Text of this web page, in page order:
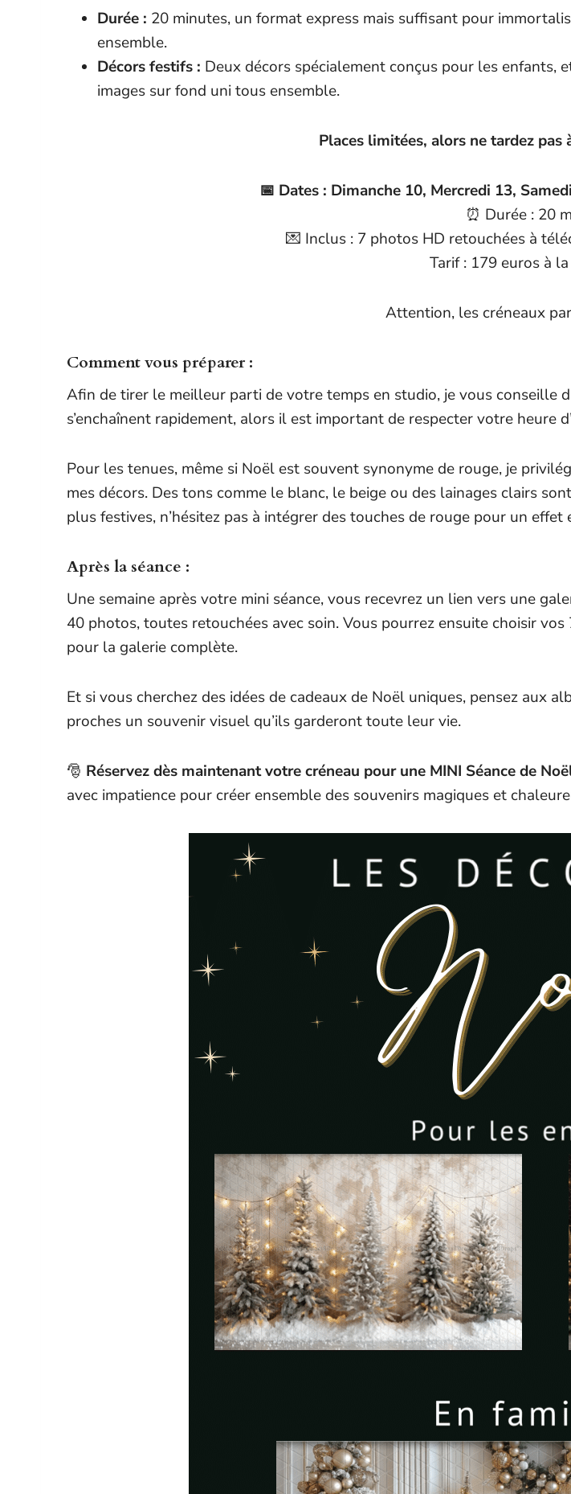
Durée : 20 minutes, un format express mais suffisant pour
ensemble.
Décors festifs : Deux décors spécialement conçus pour les
images sur fond uni tous ensemble.
Places limitées, alors ne tardez pas
📅 Dates : Dimanche 10, Mercredi 13,
⏰ Durée : 20
💌 Inclus : 7 photos HD retouchées à
Tarif : 179 euros à
Attention, les créneaux
Comment vous préparer :
Afin de tirer le meilleur parti de votre temps en studio, je vous conseille
s’enchaînent rapidement, alors il est important de respecter votre heure
Pour les tenues, même si Noël est souvent synonyme de rouge, je
mes décors. Des tons comme le blanc, le beige ou des lainages clairs
plus festives, n’hésitez pas à intégrer des touches de rouge pour un effet
Après la séance :
Une semaine après votre mini séance, vous recevrez un lien vers une
40 photos, toutes retouchées avec soin. Vous pourrez ensuite choisir
pour la galerie complète.
Et si vous cherchez des idées de cadeaux de Noël uniques, pensez aux
proches un souvenir visuel qu’ils garderont toute leur vie.
🎅 Réservez dès maintenant votre créneau pour une MINI Séance de
avec impatience pour créer ensemble des souvenirs magiques et